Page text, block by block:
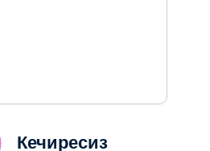
Кечиресиз